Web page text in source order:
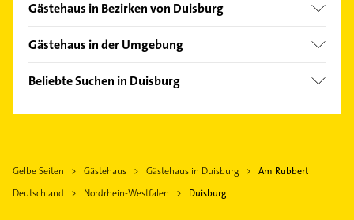
Gästehaus in Bezirken von Duisburg
Bezirk Duisburg-Mitte
Gästehaus in der Umgebung
Alpen
Krefeld
Beliebte Suchen in Duisburg
Zahnarzt
Physikalische Therapie
Gelbe Seiten Gästehaus Gästehaus in Duisburg
Am Rubbert
Deutschland
Nordrhein-Westfalen Duisburg